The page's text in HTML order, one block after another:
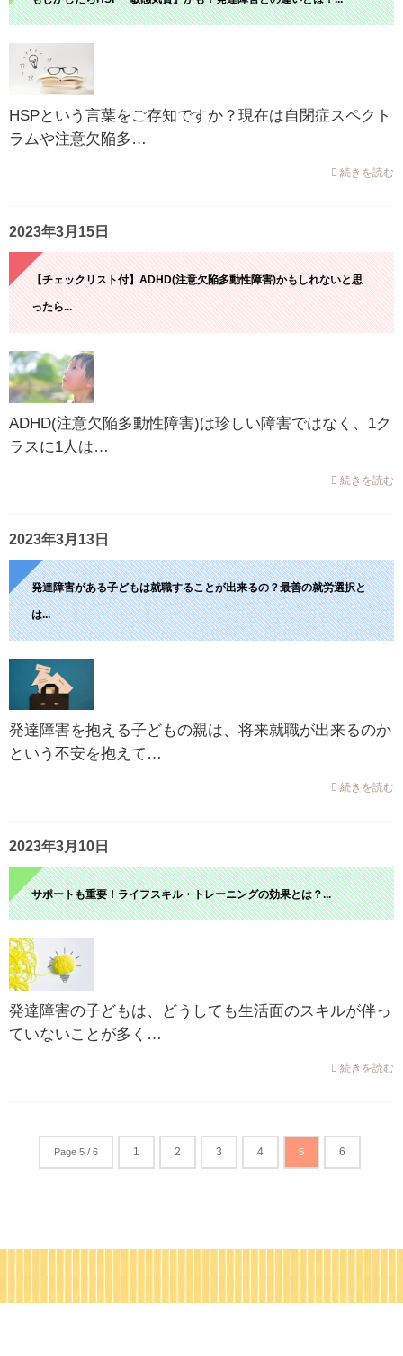
HSPという言葉をご存知ですか？現在は自閉症スペクト
ラムや注意欠陥多…
続きを読む
2023年3月15日
【チェックリスト付】ADHD(注意欠陥多動性障害)かもしれないと思
ったら...
ADHD(注意欠陥多動性障害)は珍しい障害ではなく、1ク
ラスに1人は…
続きを読む
2023年3月13日
発達障害がある子どもは就職することが出来るの？最善の就労選択と
は...
発達障害を抱える子どもの親は、将来就職が出来るのか
という不安を抱えて…
続きを読む
2023年3月10日
サポートも重要！ライフスキル・トレーニングの効果とは？...
発達障害の子どもは、どうしても生活面のスキルが伴っ
ていないことが多く…
続きを読む
Page 5 / 6 1 2 3 4 5 6